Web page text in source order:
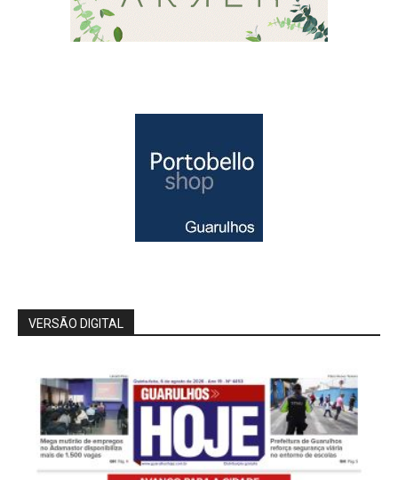
VERSÃO DIGITAL